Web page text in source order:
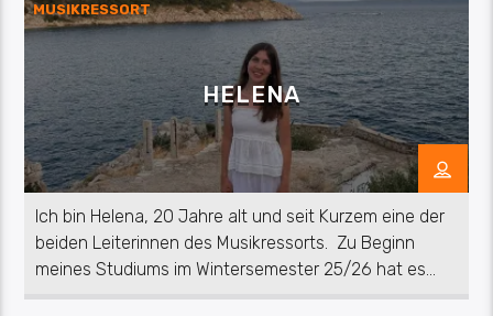
MUSIKRESSORT
HELENA
Ich bin Helena, 20 Jahre alt und seit Kurzem eine der
beiden Leiterinnen des Musikressorts. Zu Beginn
meines Studiums im Wintersemester 25/26 hat es
mich prompt zur Campuscrew ins Musikressort